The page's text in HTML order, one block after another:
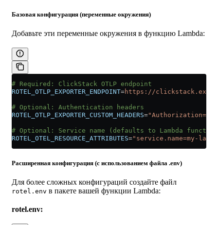
Базовая конфигурация (переменные окружения)
Добавьте эти переменные окружения в функцию Lambda:
# Required: ClickStack OTLP endpoint
ROTEL_OTLP_EXPORTER_ENDPOINT=https://
# Optional: Authentication headers
ROTEL_OTLP_EXPORTER_CUSTOM_HEADERS=
# Optional: Service name (defaults to Lambda function
ROTEL_OTEL_RESOURCE_ATTRIBUTES="service.name=my-
Расширенная конфигурация (с использованием файла .env)
Для более сложных конфигураций создайте файл
rotel.env в пакете вашей функции Lambda:
rotel.env: